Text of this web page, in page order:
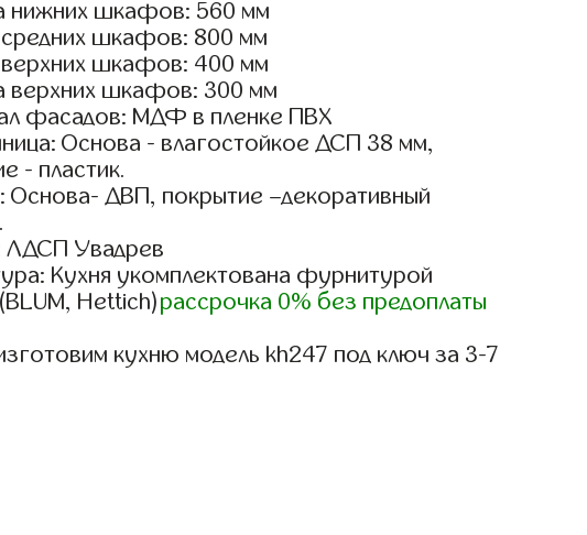
нижних шкафов: 560 мм
шкафов: 800 мм
шкафов: 400 мм
верхних шкафов: 300 мм
фасадов: МДФ в пленке ПВХ
Основа - влагостойкое ДСП 38 мм,
- пластик.
Основа- ДВП, покрытие –декоративный
ЛДСП Увадрев
Кухня укомплектована фурнитурой
Hettich)рассрочка 0% без предоплаты
кухню модель kh247 под ключ за 3-7